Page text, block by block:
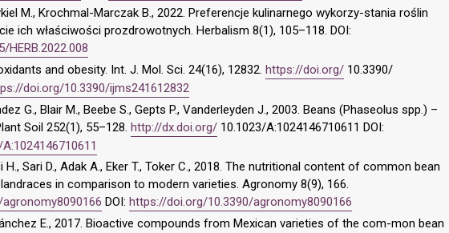
M., Krochmal-Marczak B., 2022. Preferencje kulinarnego wykorzy-stania roślin
ich właściwości prozdrowotnych. Herbalism 8(1), 105–118. DOI:
and obesity. Int. J. Mol. Sci. 24(16), 12832. https://doi.org/ 10.3390/
doi.org/10.3390/ijms241612832
G., Blair M., Beebe S., Gepts P., Vanderleyden J., 2003. Beans (Phaseolus spp.) –
Soil 252(1), 55–128. http://dx.doi.org/ 10.1023/A:1024146710611 DOI:
H., Sari D., Adak A., Eker T., Toker C., 2018. The nutritional content of common bean
in comparison to modern varieties. Agronomy 8(9), 166.
DOI: https://doi.org/10.3390/agronomy8090166
E., 2017. Bioactive compounds from Mexican varieties of the com-mon bean